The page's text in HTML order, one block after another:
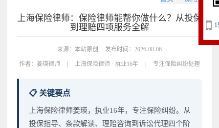
上海保险律师：保险律师能帮你做什么？从投保
到理赔四项服务全解
来源：本站原创 发布时间：2026-08-06
作者： 姜瑛律师 | 上海保险律师 · 执业16年 | 专注保险纠纷处理
📋 关键要点
上海保险律师姜瑛，执业16年，专注保险纠纷。从
投保指导、条款解读、理赔咨询到诉讼代理四个阶